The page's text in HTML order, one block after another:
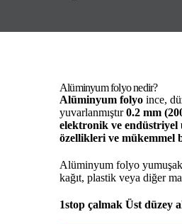
Alüminyum folyo nedir?
Alüminyum folyo ince,
yuvarlanmıştır0.2 mm
elektronik ve endüstriyel
özellikleri ve
Alüminyum folyo yumuşak
kağıt, plastik veya diğer
1stop çalmak Üst düzey